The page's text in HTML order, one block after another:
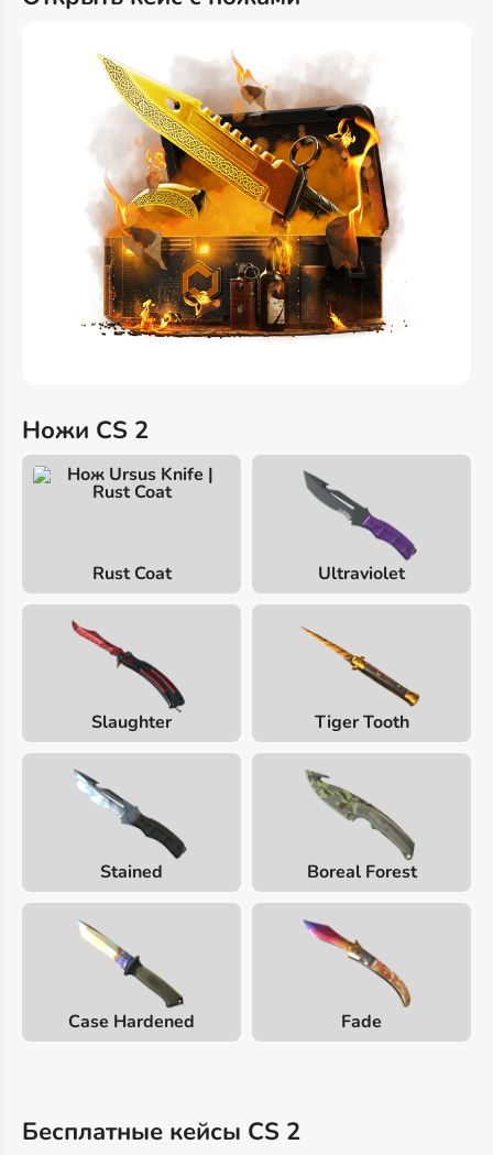
Ножи CS 2
Rust Coat Ultraviolet
Slaughter Tiger Tooth
Stained Boreal Forest
Case Hardened Fade
Бесплатные кейсы CS 2